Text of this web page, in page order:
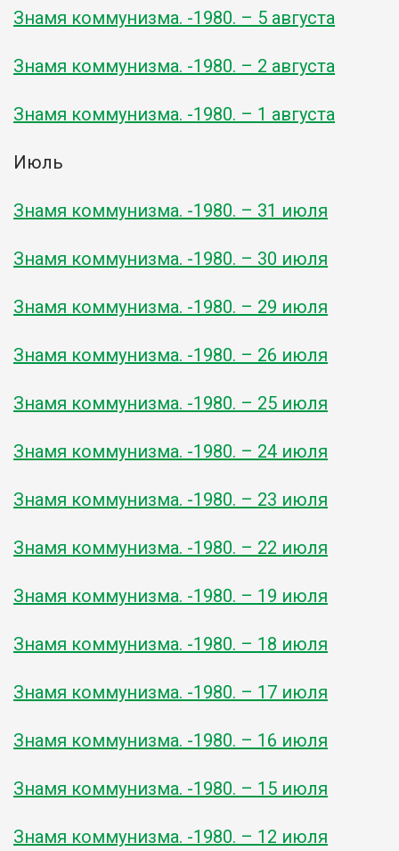
Знамя коммунизма. -1980. – 5 августа
Знамя коммунизма. -1980. – 2 августа
Знамя коммунизма. -1980. – 1 августа
Июль
Знамя коммунизма. -1980. – 31 июля
Знамя коммунизма. -1980. – 30 июля
Знамя коммунизма. -1980. – 29 июля
Знамя коммунизма. -1980. – 26 июля
Знамя коммунизма. -1980. – 25 июля
Знамя коммунизма. -1980. – 24 июля
Знамя коммунизма. -1980. – 23 июля
Знамя коммунизма. -1980. – 22 июля
Знамя коммунизма. -1980. – 19 июля
Знамя коммунизма. -1980. – 18 июля
Знамя коммунизма. -1980. – 17 июля
Знамя коммунизма. -1980. – 16 июля
Знамя коммунизма. -1980. – 15 июля
Знамя коммунизма. -1980. – 12 июля